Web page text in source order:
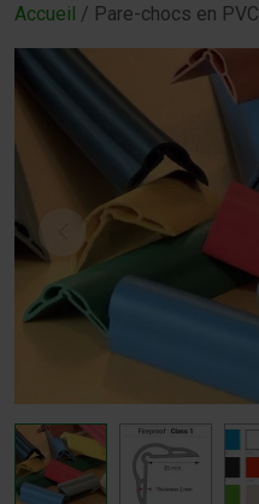
Accueil / Pare-chocs en PVC